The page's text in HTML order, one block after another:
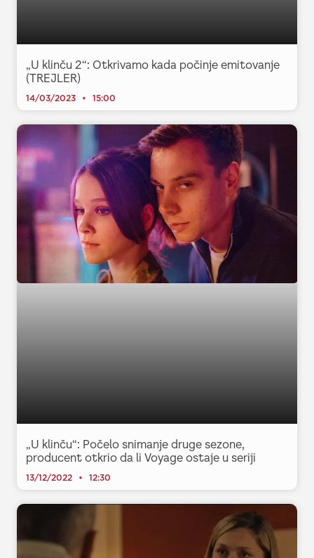
„U klinču 2“: Otkrivamo kada počinje emitovanje
(TREJLER)
14/03/2023 15:00
„U klinču“: Počelo snimanje druge sezone,
producent otkrio da li Voyage ostaje u seriji
13/12/2022 12:30